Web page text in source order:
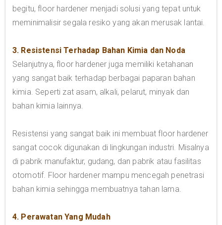
begitu, floor hardener menjadi solusi yang tepat untuk
meminimalisir segala resiko yang akan merusak lantai.
3. Resistensi Terhadap Bahan Kimia dan Noda
Selanjutnya, floor hardener juga memiliki ketahanan
yang sangat baik terhadap berbagai paparan bahan
kimia. Seperti zat asam, alkali, pelarut, minyak dan
bahan kimia lainnya.
Resistensi yang sangat baik ini membuat floor hardener
sangat cocok digunakan di lingkungan industri. Misalnya
di pabrik manufaktur, gudang, dan pabrik atau fasilitas
otomotif. Floor hardener mampu mencegah penetrasi
bahan kimia sehingga membuatnya tahan lama.
4. Perawatan Yang Mudah